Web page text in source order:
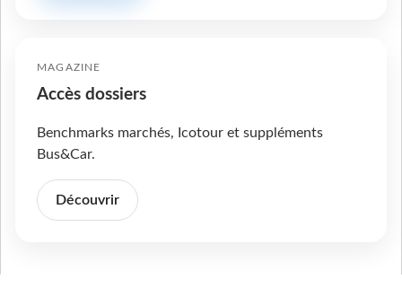
MAGAZINE
Accès dossiers
Benchmarks marchés, Icotour et suppléments
Bus&Car.
Découvrir